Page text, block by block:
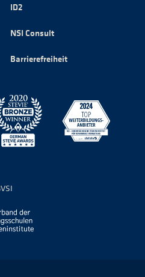
ID2
NSI Consult
Barrierefreiheit